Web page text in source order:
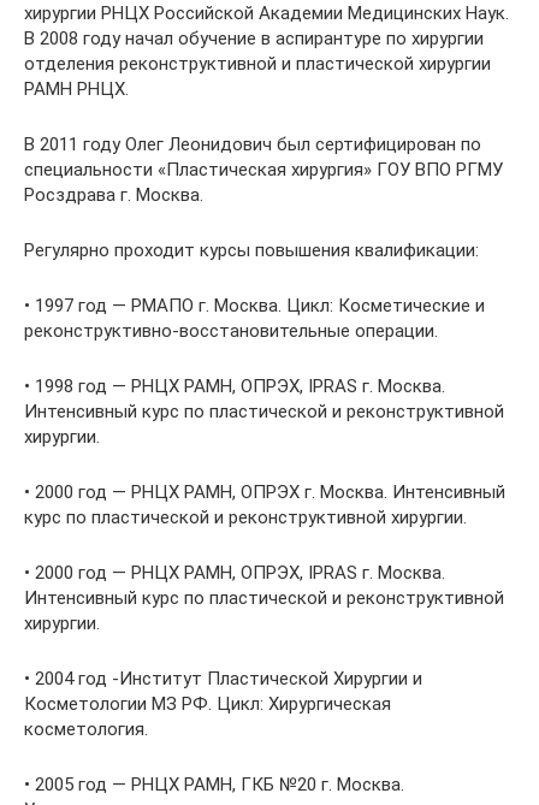
хирургии РНЦХ Российской Академии Медицинских Наук.
В 2008 году начал обучение в аспирантуре по хирургии
отделения реконструктивной и пластической хирургии
РАМН РНЦХ.
В 2011 году Олег Леонидович был сертифицирован по
специальности «Пластическая хирургия» ГОУ ВПО РГМУ
Росздрава г. Москва.
Регулярно проходит курсы повышения квалификации:
• 1997 год — РМАПО г. Москва. Цикл: Косметические и
реконструктивно-восстановительные операции.
• 1998 год — РНЦХ РАМН, ОПРЭХ, IPRAS г. Москва.
Интенсивный курс по пластической и реконструктивной
хирургии.
• 2000 год — РНЦХ РАМН, ОПРЭХ г. Москва. Интенсивный
курс по пластической и реконструктивной хирургии.
• 2000 год — РНЦХ РАМН, ОПРЭХ, IPRAS г. Москва.
Интенсивный курс по пластической и реконструктивной
хирургии.
• 2004 год -Институт Пластической Хирургии и
Косметологии МЗ РФ. Цикл: Хирургическая
косметология.
• 2005 год — РНЦХ РАМН, ГКБ №20 г. Москва.